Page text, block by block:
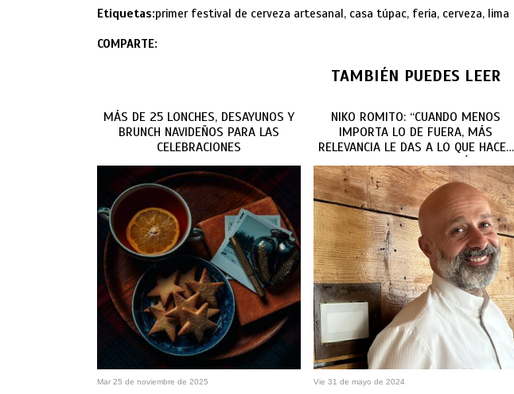
Etiquetas:primer festival de cerveza artesanal, casa túpac, feria, cerveza, lima
COMPARTE:
TAMBIÉN PUEDES LEER
MÁS DE 25 LONCHES, DESAYUNOS Y
BRUNCH NAVIDEÑOS PARA LAS
CELEBRACIONES
Mar 25 de noviembre de 2025
NIKO ROMITO: “CUANDO MENOS
IMPORTA LO DE FUERA, MÁS
RELEVANCIA LE DAS A LO QUE HACES
Y A LA COCINA TAMBIÉN”
Vie 31 de mayo de 2024